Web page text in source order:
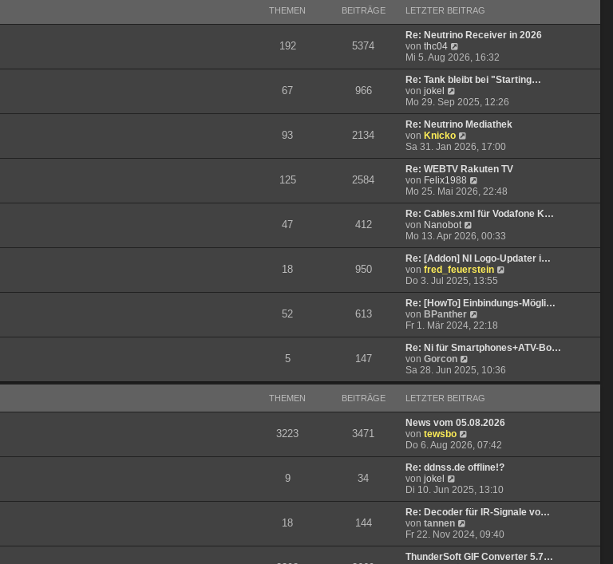
r
a
g
B
e
i
r
a
g
s
t
e
B
e
i
r
a
g
THEMEN BEITRÄGE LETZTER BEITRAG
192 5374
Re: Neutrino Receiver in 2026
von thc04
e
u
e
t
e
r
B
e
i
t
r
a
g
Mi 5. Aug 2026, 16:32
67 966
Re: Tank bleibt bei "Starting…
von jokel
e
u
e
s
t
e
r
B
e
i
t
r
a
g
Mo 29. Sep 2025, 12:26
93 2134
Re: Neutrino Mediathek
von Knicko
e
u
e
s
t
e
r
B
e
i
t
r
a
g
Sa 31. Jan 2026, 17:00
125 2584
Re: WEBTV Rakuten TV
von Felix1988
e
u
e
e
r
B
e
i
t
a
g
Mo 25. Mai 2026, 22:48
47 412
Re: Cables.xml für Vodafone K…
von Nanobot
e
u
e
s
t
e
r
B
e
i
t
a
g
Mo 13. Apr 2026, 00:33
18 950
Re: [Addon] NI Logo-Updater i…
von fred_feuerstein
u
e
e
r
i
a
Do 3. Jul 2025, 13:55
52 613
Re: [HowTo] Einbindungs-Mögli…
von BPanther
e
u
e
e
B
e
i
r
a
g
Fr 1. Mär 2024, 22:18
5 147
Re: Ni für Smartphones+ATV-Bo…
von Gorcon
e
u
s
t
e
B
e
i
r
a
g
Sa 28. Jun 2025, 10:36
THEMEN BEITRÄGE LETZTER BEITRAG
3223 3471
News vom 05.08.2026
von tewsbo
e
u
e
t
e
r
e
i
t
Do 6. Aug 2026, 07:42
9 34
Re: ddnss.de offline!?
von jokel
e
u
e
s
t
e
r
Di 10. Jun 2025, 13:10
18 144
Re: Decoder für IR-Signale vo…
von tannen
e
u
e
Fr 22. Nov 2024, 09:40
ThunderSoft GIF Converter 5.7…